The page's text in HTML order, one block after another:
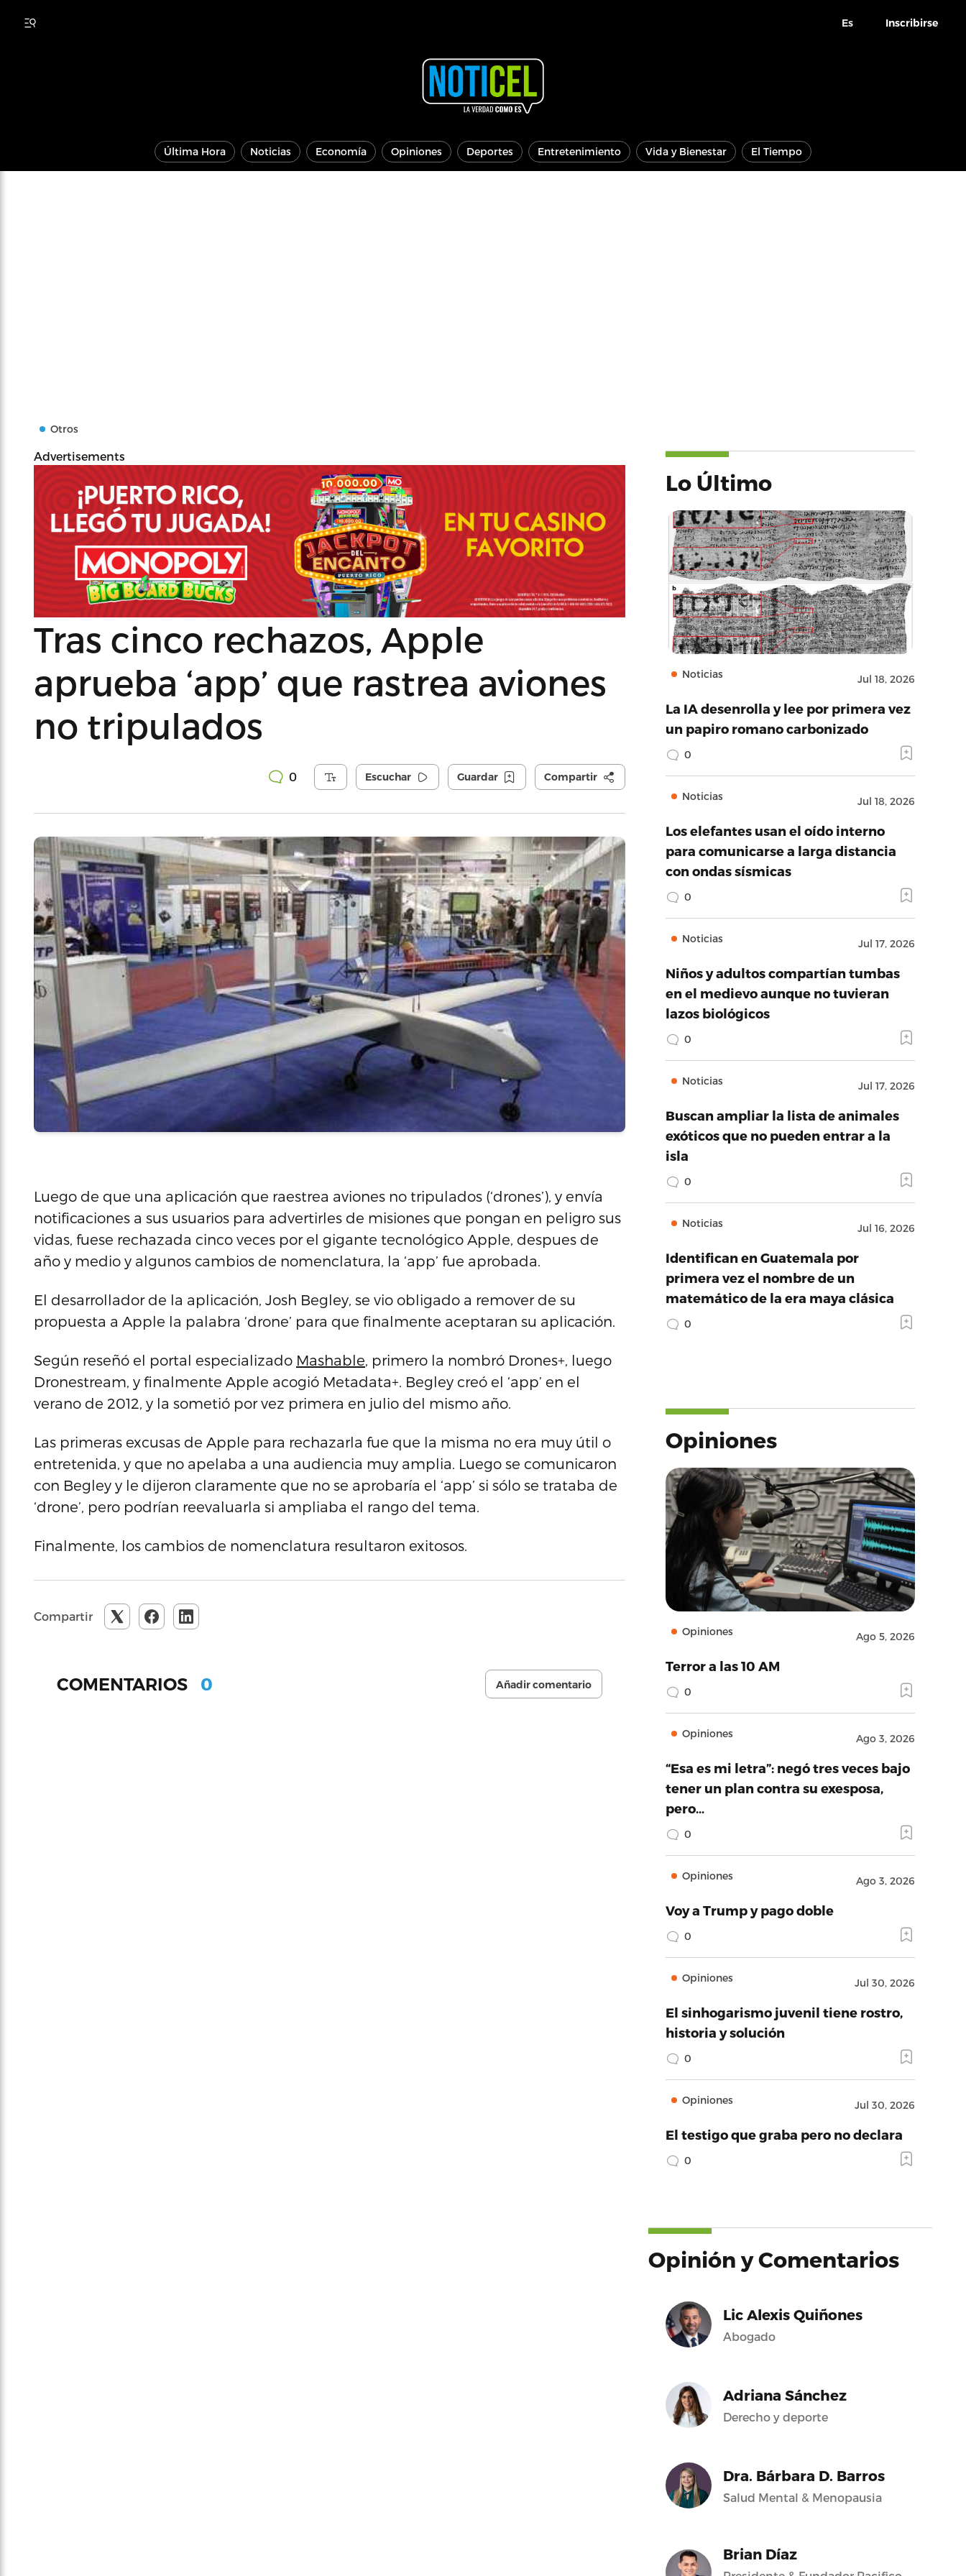
Es Inscribirse
Última Hora Noticias Economía Opiniones Deportes Entretenimiento Vida y Bienestar El Tiempo
Otros
Advertisements
Tras cinco rechazos, Apple
aprueba ‘app’ que rastrea aviones
no tripulados
0 Escuchar Guardar Compartir
Luego de que una aplicación que raestrea aviones no tripulados (‘drones’), y envía
notificaciones a sus usuarios para advertirles de misiones que pongan en peligro sus
vidas, fuese rechazada cinco veces por el gigante tecnológico Apple, despues de
año y medio y algunos cambios de nomenclatura, la ‘app’ fue aprobada.
El desarrollador de la aplicación, Josh Begley, se vio obligado a remover de su
propuesta a Apple la palabra ‘drone’ para que finalmente aceptaran su aplicación.
Según reseñó el portal especializado Mashable, primero la nombró Drones+, luego
Dronestream, y finalmente Apple acogió Metadata+. Begley creó el ‘app’ en el
verano de 2012, y la sometió por vez primera en julio del mismo año.
Las primeras excusas de Apple para rechazarla fue que la misma no era muy útil o
entretenida, y que no apelaba a una audiencia muy amplia. Luego se comunicaron
con Begley y le dijeron claramente que no se aprobaría el ‘app’ si sólo se trataba de
‘drone’, pero podrían reevaluarla si ampliaba el rango del tema.
Finalmente, los cambios de nomenclatura resultaron exitosos.
Compartir
COMENTARIOS 0 Añadir comentario
Lo Último
Noticias Jul 18, 2026
La IA desenrolla y lee por primera vez
un papiro romano carbonizado
0
Noticias Jul 18, 2026
Los elefantes usan el oído interno
para comunicarse a larga distancia
con ondas sísmicas
0
Noticias Jul 17, 2026
Niños y adultos compartían tumbas
en el medievo aunque no tuvieran
lazos biológicos
0
Noticias Jul 17, 2026
Buscan ampliar la lista de animales
exóticos que no pueden entrar a la
isla
0
Noticias Jul 16, 2026
Identifican en Guatemala por
primera vez el nombre de un
matemático de la era maya clásica
0
Opiniones
Opiniones Ago 5, 2026
Terror a las 10 AM
0
Opiniones Ago 3, 2026
“Esa es mi letra”: negó tres veces bajo
tener un plan contra su exesposa,
pero…
0
Opiniones Ago 3, 2026
Voy a Trump y pago doble
0
Opiniones Jul 30, 2026
El sinhogarismo juvenil tiene rostro,
historia y solución
0
Opiniones Jul 30, 2026
El testigo que graba pero no declara
0
Opinión y Comentarios
Lic Alexis Quiñones
Abogado
Adriana Sánchez
Derecho y deporte
Dra. Bárbara D. Barros
Salud Mental & Menopausia
Brian Díaz